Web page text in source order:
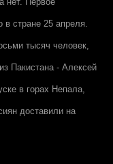
стране 25 апреля.
тысяч человек,
Пакистана - Алексей
в горах Непала,
доставили на